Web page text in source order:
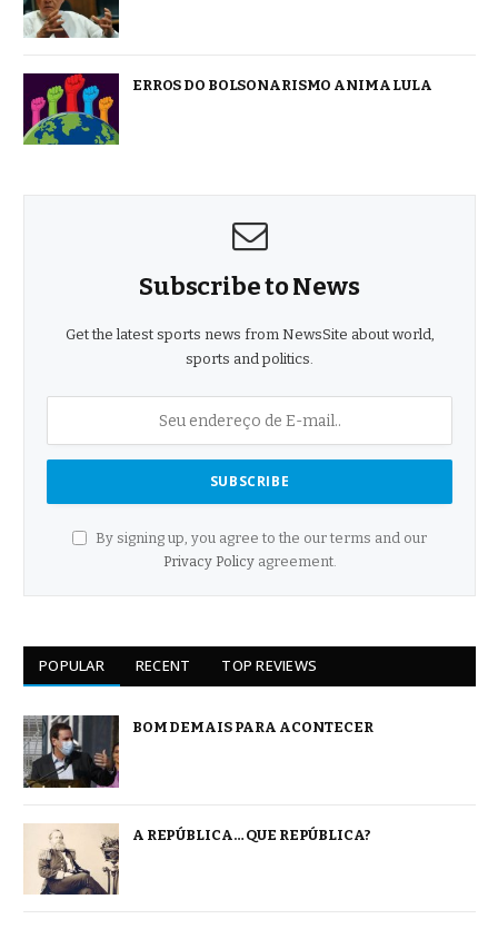
ERROS DO BOLSONARISMO ANIMA LULA
Subscribe to News
Get the latest sports news from NewsSite about world,
sports and politics.
By signing up, you agree to the our terms and our
Privacy Policyagreement.
POPULAR RECENT TOP REVIEWS
BOM DEMAIS PARA ACONTECER
A REPÚBLICA… QUE REPÚBLICA?